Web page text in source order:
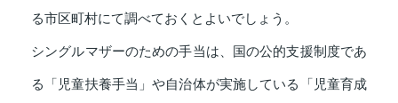
る市区町村にて調べておくとよいでしょう。
シングルマザーのための手当は、国の公的支援制度であ
る「児童扶養手当」や自治体が実施している「児童育成